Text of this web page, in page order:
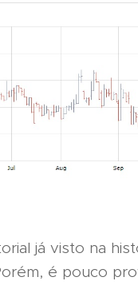
já visto na
é pouco